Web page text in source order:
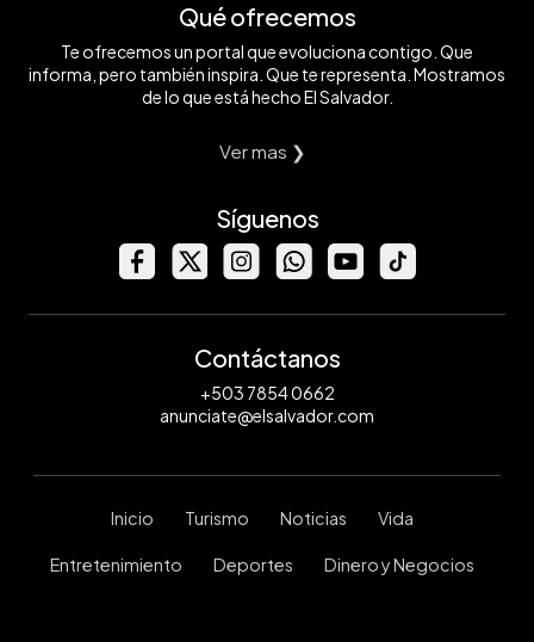
Qué ofrecemos
Te ofrecemos un portal que evoluciona contigo. Que
informa, pero también inspira. Que te representa. Mostramos
de lo que está hecho El Salvador.
Ver mas ❯
Síguenos
Contáctanos
+503 7854 0662
anunciate@elsalvador.com
Inicio Turismo Noticias Vida
Entretenimiento Deportes Dinero y Negocios